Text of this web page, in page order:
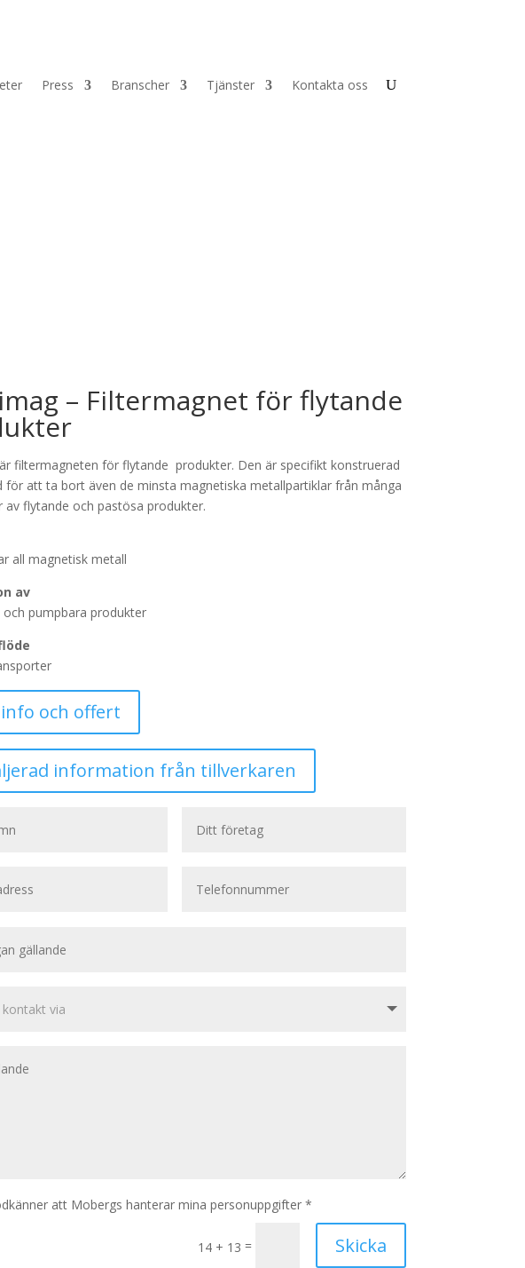
Press Branscher Tjänster Kontakta oss
– Filtermagnet för flytande
filtermagneten för flytande produkter. Den är specifikt konstruerad
för att ta bort även de minsta magnetiska metallpartiklar från många
av flytande och pastösa produkter.
all magnetisk metall
av
och pumpbara produkter
och offert
information från tillverkaren
att Mobergs hanterar mina personuppgifter *
14 + 13 = Skicka